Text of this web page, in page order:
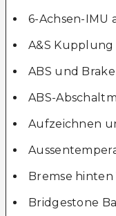
6-Achsen-IMU
A&S
ABS und
ABS-
Aufzeichnen
Bremse hinten
Bridgestone